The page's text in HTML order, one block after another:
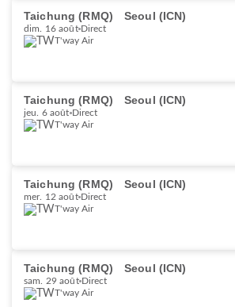
Taichung (RMQ) Seoul (ICN)
dim. 16 août Direct
T'way Air
Taichung (RMQ) Seoul (ICN)
jeu. 6 août Direct
T'way Air
Taichung (RMQ) Seoul (ICN)
mer. 12 août Direct
T'way Air
Taichung (RMQ) Seoul (ICN)
sam. 29 août Direct
T'way Air